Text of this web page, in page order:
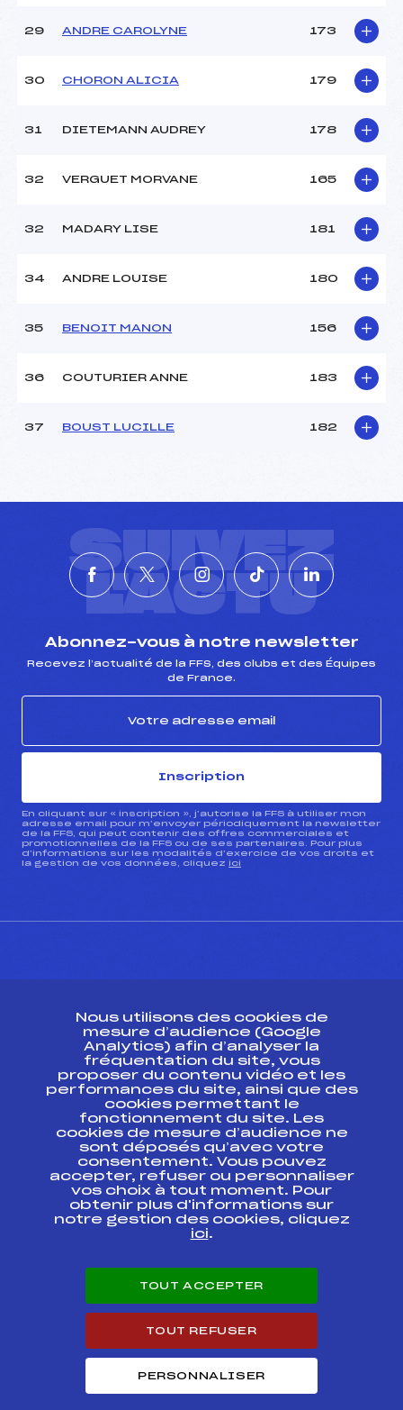
29 ANDRE CAROLYNE 173
30 CHORON ALICIA 179
31 DIETEMANN AUDREY 178
32 VERGUET MORVANE 165
32 MADARY LISE 181
34 ANDRE LOUISE 180
35 BENOIT MANON 156
36 COUTURIER ANNE 183
37 BOUST LUCILLE 182
SUIVEZ
L'ACTU
Abonnez-vous à notre newsletter
Recevez l’actualité de la FFS, des clubs et des Équipes
de France.
Inscription
En cliquant sur « inscription », j’autorise la FFS à utiliser mon
adresse email pour m’envoyer périodiquement la newsletter
de la FFS, qui peut contenir des offres commerciales et
promotionnelles de la FFS ou de ses partenaires. Pour plus
d’informations sur les modalités d’exercice de vos droits et
la gestion de vos données, cliquez ici
Ressources
Pass’Neige
Projet sportif fédéral
Projet de performance fédéral
Antidopage
Pôle Développement, Formation, Suivi
Scientifique
Listes ministérielles
Pôle vie de l’athlète
Enseignement professionnel
Carrières
Nous utilisons des cookies de
mesure d’audience (Google
Analytics) afin d’analyser la
fréquentation du site, vous
proposer du contenu vidéo et les
performances du site, ainsi que des
cookies permettant le
fonctionnement du site. Les
cookies de mesure d’audience ne
sont déposés qu’avec votre
consentement. Vous pouvez
accepter, refuser ou personnaliser
vos choix à tout moment. Pour
obtenir plus d'informations sur
notre gestion des cookies, cliquez
ici.
TOUT ACCEPTER
TOUT REFUSER
PERSONNALISER